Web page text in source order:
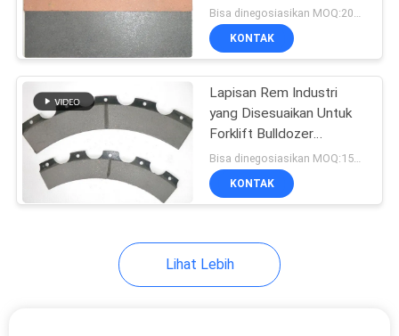
Kebisingan Rendah
Bisa dinegosiasikan MOQ:200 pcs
KONTAK
Lapisan Rem Industri
yang Disesuaikan Untuk
Forklift Bulldozer
Excavator Loader
Traktor
Bisa dinegosiasikan MOQ:150 PCS
KONTAK
Lihat Lebih